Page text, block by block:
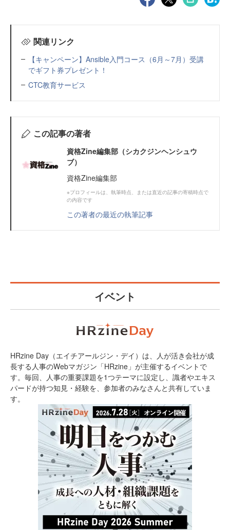
関連リンク
【キャンペーン】Ansible入門コース（6月～7月）受講
でギフト券プレゼント！
CTC教育サービス
この記事の著者
資格Zine編集部（シカクジンヘンシュウ
ブ）
資格Zine編集部
※プロフィールは、執筆時点、または直近の記事の寄稿時点で
の内容です
この著者の最近の執筆記事
イベント
HRzine Day（エイチアールジン・デイ）は、人が活き会社が成
長する人事のWebマガジン「HRzine」が主催するイベントで
す。毎回、人事の重要課題を1つテーマに設定し、識者やエキス
パードが持つ知見・経験を、参加者のみなさんと共有していま
す。